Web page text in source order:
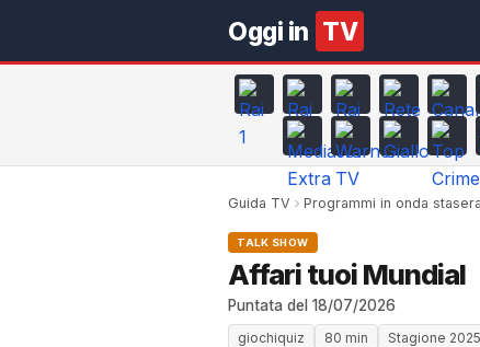
Oggi in TV
Guida TV Programmi in onda stasera
TALK SHOW
Affari tuoi Mundial
Puntata del 18/07/2026
giochiquiz 80 min Stagione 2025